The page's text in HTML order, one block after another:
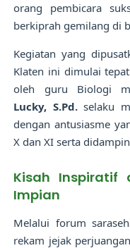
orang pembicara
berkiprah gemilang di
Kegiatan yang
Klaten ini dimulai
oleh guru Biologi
Lucky, S.Pd.selaku
dengan antusiasme
X dan XI serta
Kisah Inspiratif
Impian
Melalui forum
rekam jejak